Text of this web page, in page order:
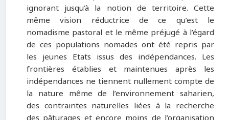
ignorant jusqu'à la notion de territoire. Cette
même vision réductrice de ce qu’est le
nomadisme pastoral et le même préjugé à l’égard
de ces populations nomades ont été repris par
les jeunes Etats issus des indépendances. Les
frontières établies et maintenues après les
indépendances ne tiennent nullement compte de
la nature même de l’environnement saharien,
des contraintes naturelles liées à la recherche